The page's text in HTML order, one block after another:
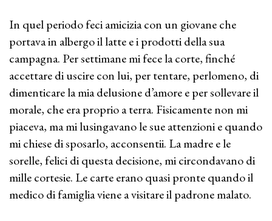
In quel periodo feci amicizia con un giovane che
portava in albergo il latte e i prodotti della sua
campagna. Per settimane mi fece la corte, finché
accettare di uscire con lui, per tentare, perlomeno, di
dimenticare la mia delusione d’amore e per sollevare il
morale, che era proprio a terra. Fisicamente non mi
piaceva, ma mi lusingavano le sue attenzioni e quando
mi chiese di sposarlo, acconsentii. La madre e le
sorelle, felici di questa decisione, mi circondavano di
mille cortesie. Le carte erano quasi pronte quando il
medico di famiglia viene a visitare il padrone malato.